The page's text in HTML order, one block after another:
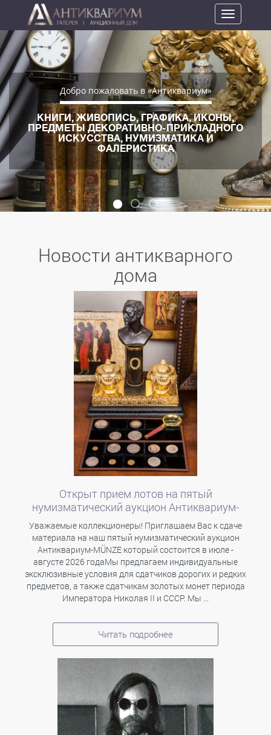
Toggle
navigation
Добро пожаловать в «Антиквариум»
КНИГИ, ЖИВОПИСЬ, ГРАФИКА, ИКОНЫ,
ПРЕДМЕТЫ ДЕКОРАТИВНО-ПРИКЛАДНОГО
ИСКУССТВА, НУМИЗМАТИКА И
ФАЛЕРИСТИКА
Previous
Новости антикварного
дома
Открыт прием лотов на пятый
нумизматический аукцион Антиквариум-
MÜNZE
Уважаемые коллекционеры! Приглашаем Вас к сдаче
материала на наш пятый нумизматический аукцион
Антиквариум-MÜNZE который состоится в июле -
августе 2026 годаМы предлагаем индивидуальные
эксклюзивные условия для сдатчиков дорогих и редких
предметов, а также сдатчикам золотых монет периода
Императора Николая II и СССР. Мы ...
Читать подробнее